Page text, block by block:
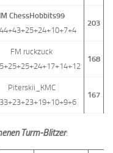
IM ChessHobbits99
203
FM ruckzuck
168
Piterskii_KMC
167
Turm-Blitzer: